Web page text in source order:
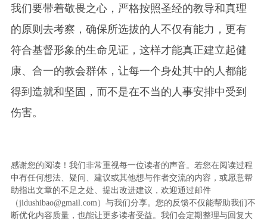
我们要带着敬畏之心，严格按照圣经的教导和真理
的原则去考察，确保所选拔的人不仅有能力，更有
符合基督形象的生命见证，这样才能真正建立起健
康、合一的教会群体，让每一个身处其中的人都能
得到造就和坚固，而不是在不当的人事安排中受到
伤害。
感谢您的阅读！我们非常重视每一位读者的声音。若您在阅读过程
中有任何想法、疑问、建议或其他想与作者交流的内容，或愿意帮
助指出文章的不足之处、提出改进建议，欢迎通过邮件
（jidushibao@gmail.com）与我们分享。您的反馈不仅能帮助我们不
断优化内容质量，也能让更多读者受益。我们会定期整理与回复大